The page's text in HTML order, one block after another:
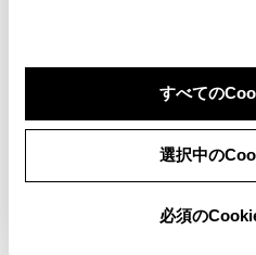
すべての
選択中の
必須の
新車 サービス 軽自動車
鈑金・塗装修理取扱店